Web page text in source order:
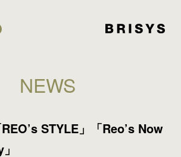
NEWS
STYLE」「Reo’s Now